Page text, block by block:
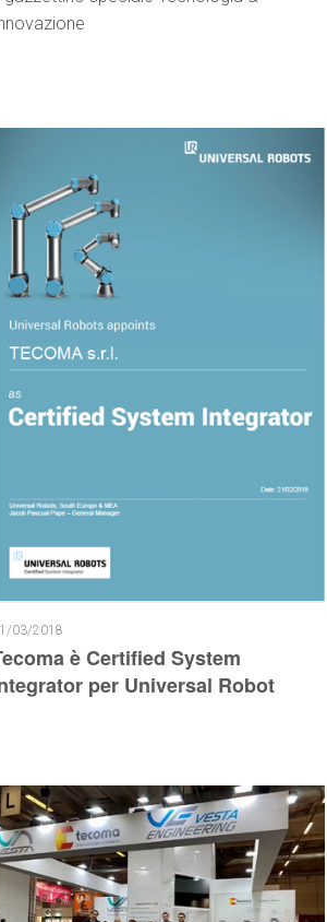
03/2018
è Certified System
per Universal Robot